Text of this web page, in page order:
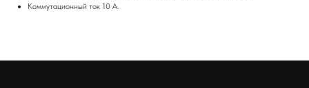
Коммутационный ток 10 А.